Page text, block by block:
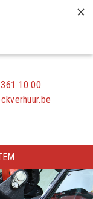
10 00